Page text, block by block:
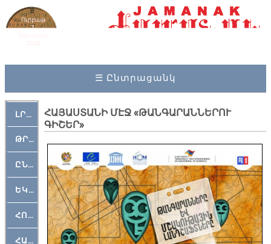
Ուրբաթ
7,
☰ Ընտրացանկ
ԼՐԱՀՈՍ
ԹՐՔԱՀԱՅ ԿԵԱՆՔ
ԸՆԿԵՐԱՄՇԱԿՈՒԹԱՅԻՆ
ԵԿԵՂԵՑԱԿԱՆ
ՀՈԳԵՄՏԱՒՈՐ
ՀԱՐԹԱԿ
ՀԱՅԱՍՏԱՆԻ ՄԷՋ «ԹԱՆԳԱՐԱՆՆԵՐՈՒ
ԳԻՇԵՐ»